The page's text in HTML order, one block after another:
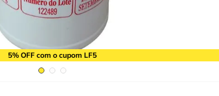
5% OFF com o cupom LF5